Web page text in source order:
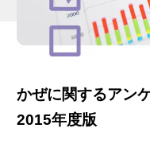
かぜに関するアン
2015年度版